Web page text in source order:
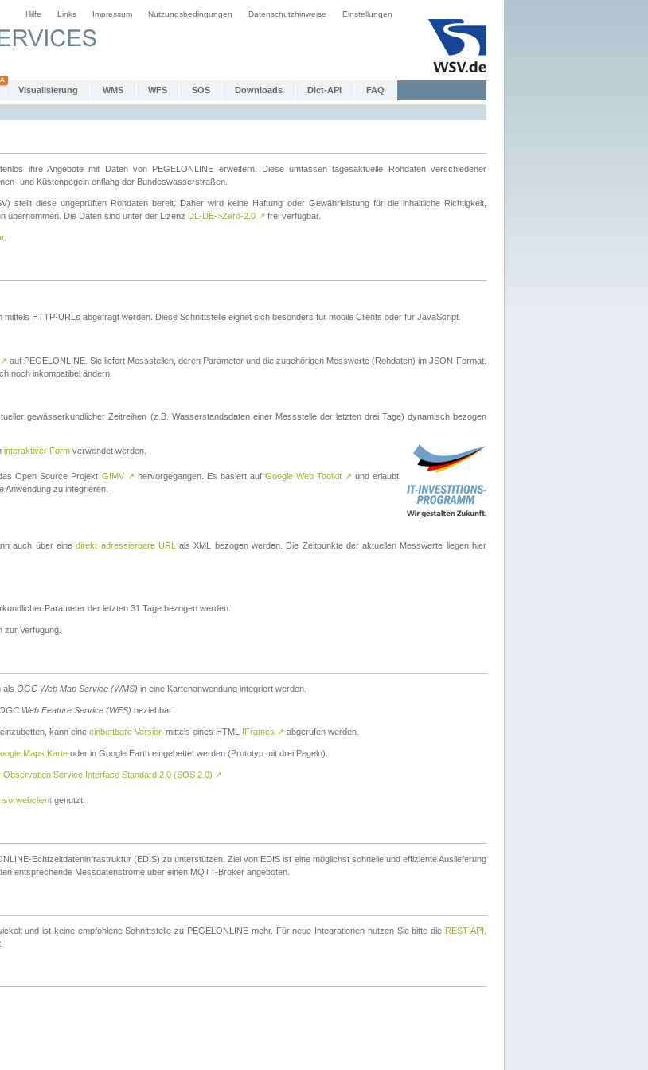
Hilfe Links Impressum Nutzungsbedingungen Datenschutzhinweise Einstellungen
Visualisierung WMS WFS SOS Downloads Dict-API FAQ
ihre Angebote mit Daten von PEGELONLINE erweitern. Diese umfassen tagesaktuelle Rohdaten verschiedener
und Küstenpegeln entlang der Bundeswasserstraßen.
stellt diese ungeprüften Rohdaten bereit. Daher wird keine Haftung oder Gewährleistung für die inhaltliche Richtigkeit,
übernommen. Die Daten sind unter der Lizenz DL-DE->Zero-2.0 ↗ frei verfügbar.
.
HTTP-URLs abgefragt werden. Diese Schnittstelle eignet sich besonders für mobile Clients oder für JavaScript.
↗ auf PEGELONLINE. Sie liefert Messstellen, deren Parameter und die zugehörigen Messwerte (Rohdaten) im JSON-Format.
noch inkompatibel ändern.
gewässerkundlicher Zeitreihen (z.B. Wasserstandsdaten einer Messstelle der letzten drei Tage) dynamisch bezogen
interaktiver Form verwendet werden.
Open Source Projekt GIMV ↗ hervorgegangen. Es basiert auf Google Web Toolkit ↗ und erlaubt
Anwendung zu integrieren.
auch über einedirekt adressierbare URL
als XML bezogen werden. Die Zeitpunkte der aktuellen Messwerte liegen hier
Parameter der letzten 31 Tage bezogen werden.
zur Verfügung.
als OGC Web Map Service (WMS) in eine Kartenanwendung integriert werden.
Web Feature Service (WFS) beziehbar.
kann eine einbettbare Version mittels eines HTML IFrames ↗ abgerufen werden.
Maps Karte oder in Google Earth eingebettet werden (Prototyp mit drei Pegeln).
Service Interface Standard 2.0 (SOS 2.0) ↗
genutzt.
Echtzeitdateninfrastruktur (EDIS) zu unterstützen. Ziel von EDIS ist eine möglichst schnelle und effiziente Auslieferung
entsprechende Messdatenströme über einen MQTT-Broker angeboten.
und ist keine empfohlene Schnittstelle zu PEGELONLINE mehr. Für neue Integrationen nutzen Sie bitte die REST-API